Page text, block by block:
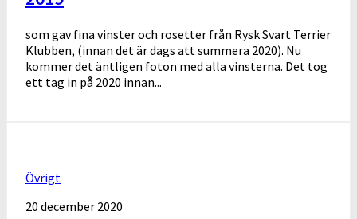
som gav fina vinster och rosetter från Rysk Svart Terrier
Klubben, (innan det är dags att summera 2020). Nu
kommer det äntligen foton med alla vinsterna. Det tog
ett tag in på 2020 innan...
Övrigt
20 december 2020